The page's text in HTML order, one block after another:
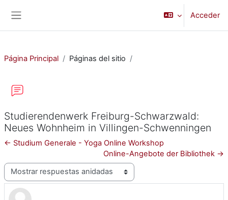
Acceder
Página Principal Páginas del sitio
Studierendenwerk Freiburg-Schwarzwald:
Neues Wohnheim in Villingen-Schwenningen
← Studium Generale - Yoga Online Workshop
Online-Angebote der Bibliothek →
Mostrar modo